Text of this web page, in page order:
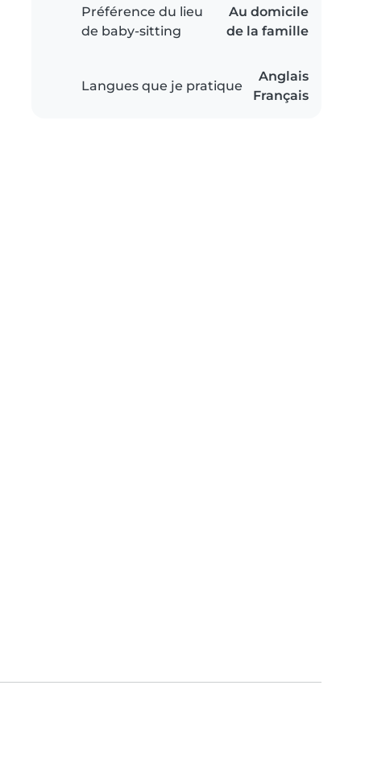
Préférence du lieu
de baby-sitting
Au domicile
de la famille
Langues que je pratique
Anglais
Français